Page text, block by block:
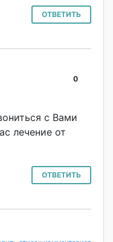
ОТВЕТИТЬ
0
с Вами
лечение от
ОТВЕТИТЬ